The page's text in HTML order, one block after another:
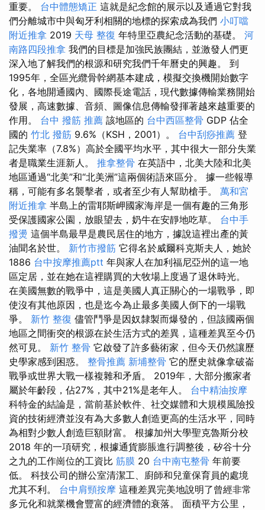
重要。 台中體態矯正 這就是紀念館的展示以及通過它對我
們分離城市中與匈牙利相關的地標的探索成為我們 小叮噹
附近推拿 2019 天母 整復 年特里亞農紀念活動的基礎。 河
南路四段推拿 我們的目標是加強民族團結，並激發人們更
深入地了解我們的根源和研究我們千年曆史的興趣。 到
1995年，全區光纜骨幹網基本建成，模擬交換機開始數字
化，各地開通國內、國際長途電話，現代數據傳輸業務開始
發展，高速數據、音頻、圖像信息傳輸發揮著越來越重要的
作用。 台中 撥筋 推薦 該地區的 台中西區整骨 GDP 佔全
國的 竹北 撥筋 9.6%（KSH，2001）。 台中刮痧推薦 登
記失業率（7.8%）高於全國平均水平，其中很大一部分失業
者是職業生涯新人。 推拿整骨 在英語中，北美大陸和北美
地區通過“北美”和“北美洲”這兩個術語來區分。 據一些報導
稱，可能有多名襲擊者，或者至少有人幫助槍手。 萬和宮
附近推拿 半島上的雷耶斯岬國家海岸是一個有趣的三角形
受保護國家公園，放眼望去，奶牛在安靜地吃草。 台中手
撥燙 這個半島最早是農民居住的地方，據說這裡出產的黃
油聞名於世。 新竹市撥筋 它得名於威爾科克斯夫人，她於
1886 台中按摩推薦ptt 年與家人在加利福尼亞州的這一地
區定居，並在她在這裡購買的大牧場上度過了退休時光。
在美國無數的戰爭中，這是美國人真正關心的一場戰爭，即
使沒有其他原因，也是迄今為止最多美國人倒下的一場戰
爭。 新竹 整復 儘管鬥爭是因奴隸製而爆發的，但該國兩個
地區之間衝突的根源在於生活方式的差異，這種差異至今仍
然可見。 新竹 整骨 它啟發了許多藝術家，但今天仍然讓歷
史學家感到困惑。 整骨推薦 新埔整骨 它的歷史就像拿破崙
戰爭或世界大戰一樣複雜和矛盾。 2019年，大部分搬家者
屬於年齡段，佔27%，其中21%是老年人。 台中精油按摩
科特金的結論是，當前基於軟件、社交媒體和大規模風險投
資的技術經濟並沒有為大多數人創造更高的生活水平，同時
為相對少數人創造巨額財富。 根據加州大學聖克魯斯分校
2018 年的一項研究，根據通貨膨脹進行調整後，矽谷十分
之九的工作崗位的工資比 筋膜 20 台中南屯整骨 年前要
低。 科技公司的辦公室清潔工、廚師和兒童保育員的處境
尤其不利。 台中肩頸按摩 這種差異完美地說明了曾經非常
多元化和就業機會豐富的經濟體的衰落。 面積平方公里，